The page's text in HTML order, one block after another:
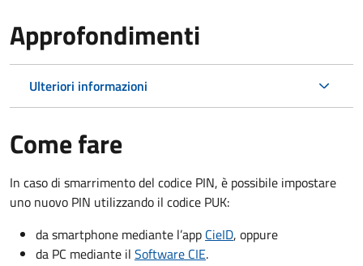
Approfondimenti
Ulteriori informazioni
Come fare
In caso di smarrimento del codice PIN, è possibile impostare
uno nuovo PIN utilizzando il codice PUK:
da smartphone mediante l’app CieID, oppure
da PC mediante il Software CIE.